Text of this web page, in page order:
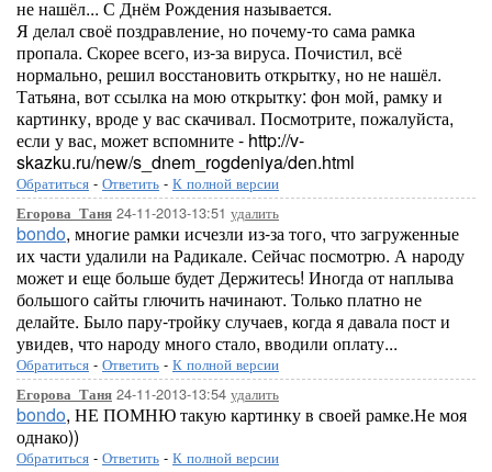
не нашёл... С Днём Рождения называется.
Я делал своё поздравление, но почему-то сама рамка
пропала. Скорее всего, из-за вируса. Почистил, всё
нормально, решил восстановить открытку, но не нашёл.
Татьяна, вот ссылка на мою открытку: фон мой, рамку и
картинку, вроде у вас скачивал. Посмотрите, пожалуйста,
если у вас, может вспомните - http://v-
skazku.ru/new/s_dnem_rogdeniya/den.html
Обратиться - Ответить - К полной версии
Егорова_Таня 24-11-2013-13:51 удалить
bondo, многие рамки исчезли из-за того, что загруженные
их части удалили на Радикале. Сейчас посмотрю. А народу
может и еще больше будет Держитесь! Иногда от наплыва
большого сайты глючить начинают. Только платно не
делайте. Было пару-тройку случаев, когда я давала пост и
увидев, что народу много стало, вводили оплату...
Обратиться - Ответить - К полной версии
Егорова_Таня 24-11-2013-13:54 удалить
bondo, НЕ ПОМНЮ такую картинку в своей рамке.Не моя
однако))
Обратиться - Ответить - К полной версии